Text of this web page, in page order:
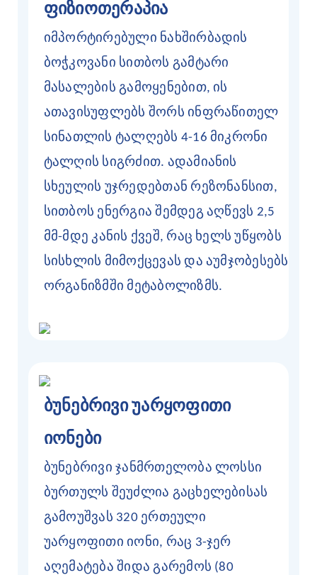
ფიზიოთერაპია
იმპორტირებული ნახშირბადის
ბოჭკოვანი სითბოს გამტარი
მასალების გამოყენებით, ის
ათავისუფლებს შორს ინფრაწითელ
სინათლის ტალღებს 4-16 მიკრონი
ტალღის სიგრძით. ადამიანის
სხეულის უჯრედებთან რეზონანსით,
სითბოს ენერგია შემდეგ აღწევს 2,5
მმ-მდე კანის ქვეშ, რაც ხელს უწყობს
სისხლის მიმოქცევას და აუმჯობესებს
ორგანიზმში მეტაბოლიზმს.
ბუნებრივი უარყოფითი
იონები
ბუნებრივი ჯანმრთელობა ლოსსი
ბურთულს შეუძლია გაცხელებისას
გამოუშვას 320 ერთეული
უარყოფითი იონი, რაც 3-ჯერ
აღემატება შიდა გარემოს (80